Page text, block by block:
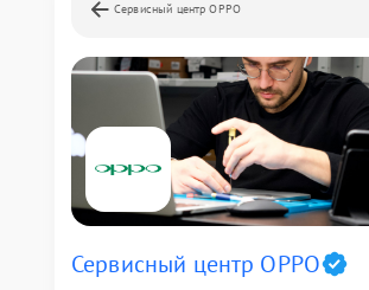
Сервисный центр OPPO
Сервисный центр OPPO